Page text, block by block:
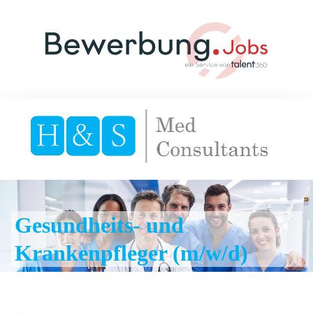
Gesundheits- und
Krankenpfleger (m/w/d)